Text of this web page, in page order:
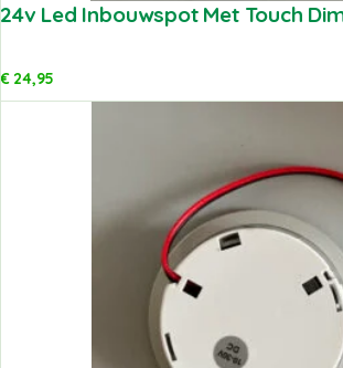
24v Led Inbouwspot Met Touch
€24,95